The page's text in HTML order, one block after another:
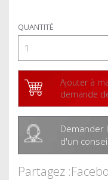
QUANTITÉ
Ajouter à
demande
Demander
d'un
Partagez :